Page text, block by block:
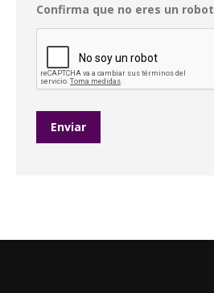
Confirma que no eres un robot